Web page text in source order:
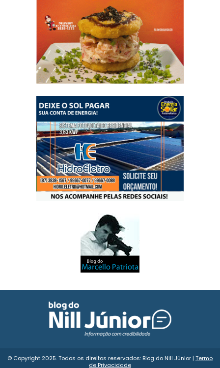
© Copyright 2025. Todos os direitos reservados: Blog do Nill Júnior | Termo
de Privacidade